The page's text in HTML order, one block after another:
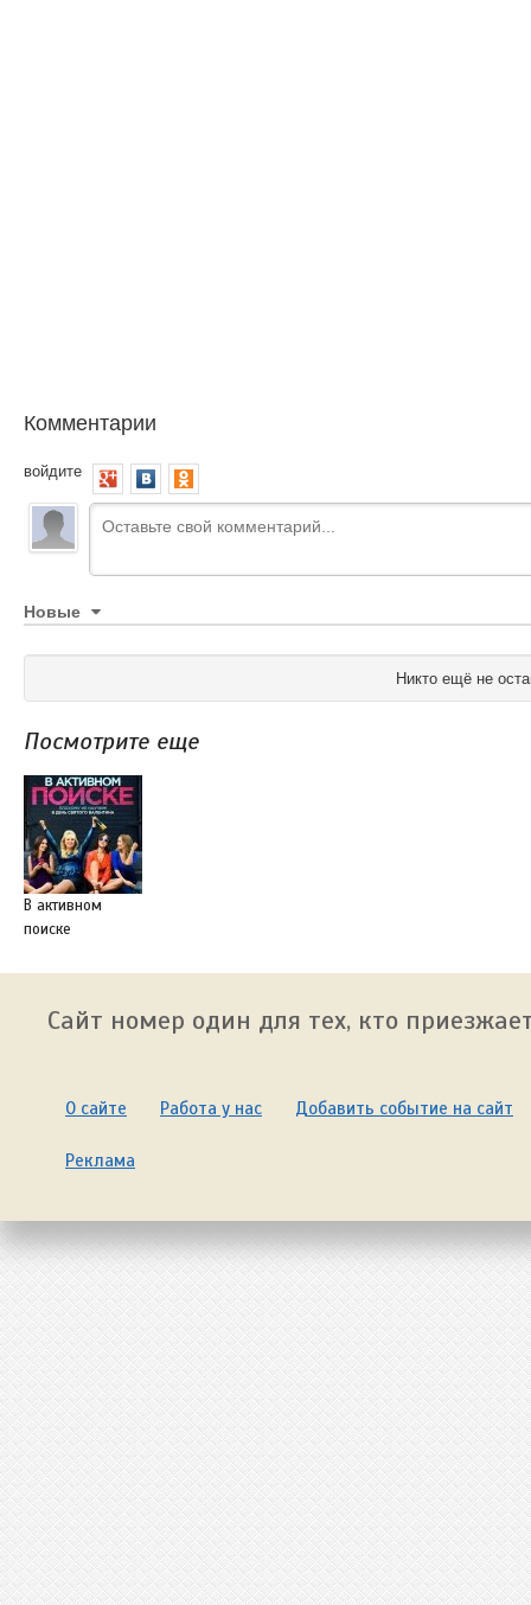
Комментарии
войдите
Новые
Никто ещё не
Посмотрите еще
В активном
поиске
Сайт номер один для тех, кто
О сайте Работа у нас Добавить событие на сайт
Реклама